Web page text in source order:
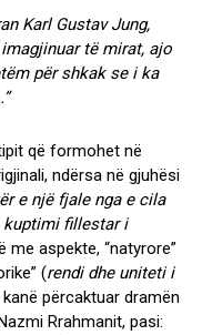
Karl Gustav Jung,
të mirat, ajo
për shkak se i ka
që formohet në
ndërsa në gjuhësi
e një fjale nga e cila
kuptimi fillestar i
me aspekte, “natyrore”
(rendi dhe uniteti i
përcaktuar dramën
Rrahmanit, pasi: